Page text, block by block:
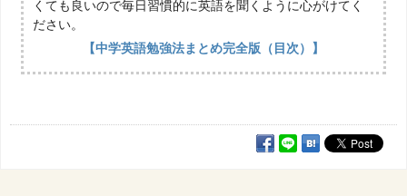
くても良いので毎日習慣的に英語を聞くように心がけてく
ださい。
【中学英語勉強法まとめ完全版（目次）】